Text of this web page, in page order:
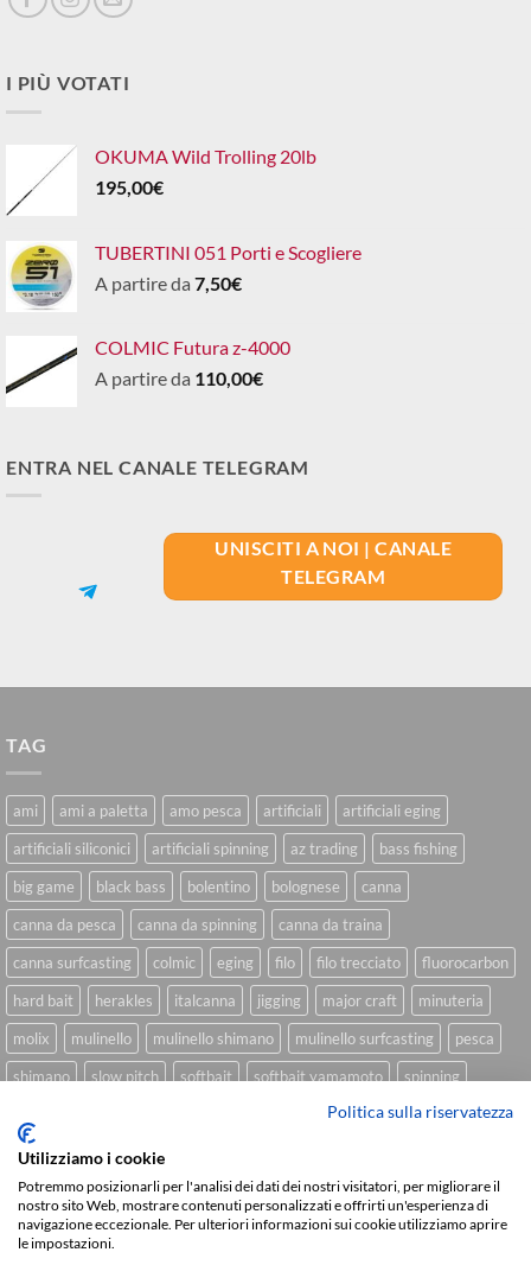
I PIÙ VOTATI
OKUMA Wild Trolling 20lb
195,00€
TUBERTINI 051 Porti e Scogliere
A partire da 7,50€
COLMIC Futura z-4000
A partire da 110,00€
ENTRA NEL CANALE TELEGRAM
UNISCITI A NOI | CANALE
TELEGRAM
TAG
ami ami a paletta amo pesca artificiali
artificiali eging
artificiali siliconici
artificiali spinning az trading
bass fishing
big game
black bass bolentino bolognese
canna
canna da pesca
canna da spinning
canna da traina
canna surfcasting
colmic eging filo filo trecciato
fluorocarbon
hard bait
herakles italcanna jigging major craft
minuteria
molix
mulinello mulinello shimano mulinello surfcasting
pesca
shimano
slow pitch softbait softbait yamamoto
spinning
trecciato trolling tubertini
Sviluppato daWe Blink Design
Politica sulla riservatezza
Utilizziamo i cookie
Potremmo posizionarli per l'analisi dei dati dei nostri visitatori, per migliorare il
nostro sito Web, mostrare contenuti personalizzati e offrirti un'esperienza di
navigazione eccezionale. Per ulteriori informazioni sui cookie utilizziamo aprire
le impostazioni.